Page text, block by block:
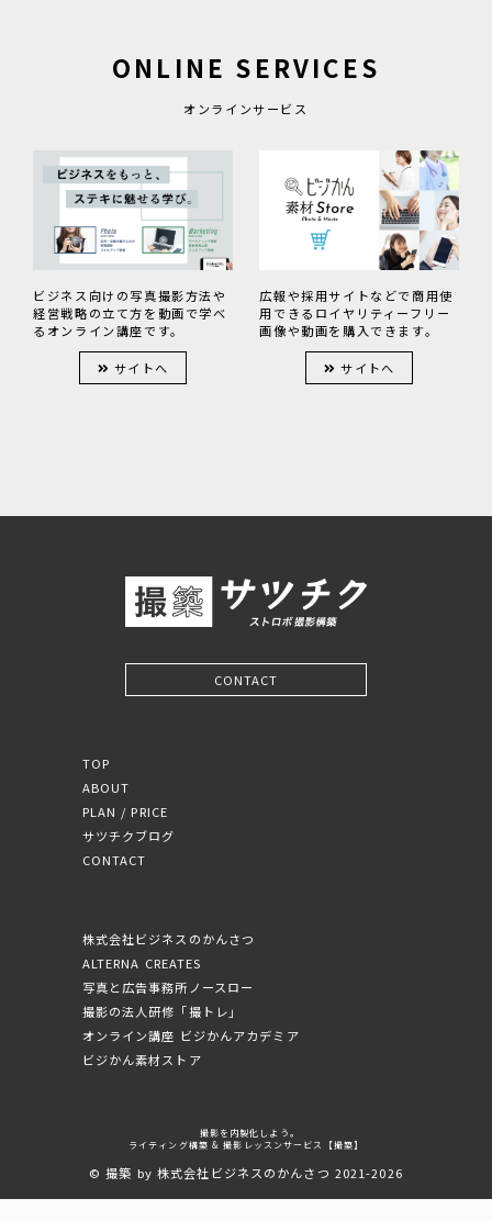
ONLINE SERVICES
オンラインサービス
ビジネス向けの写真撮影方法や
経営戦略の立て方を動画で学べ
るオンライン講座です。
サイトへ
広報や採用サイトなどで商用使
用できるロイヤリティーフリー
画像や動画を購入できます。
サイトへ
CONTACT
TOP
ABOUT
PLAN / PRICE
サツチクブログ
CONTACT
株式会社ビジネスのかんさつ
ALTERNA CREATES
写真と広告事務所ノースロー
撮影の法人研修「撮トレ」
オンライン講座 ビジかんアカデミア
ビジかん素材ストア
撮影を内製化しよう。
ライティング構築 & 撮影レッスンサービス【撮築】
© 撮築 by 株式会社ビジネスのかんさつ 2021-2026